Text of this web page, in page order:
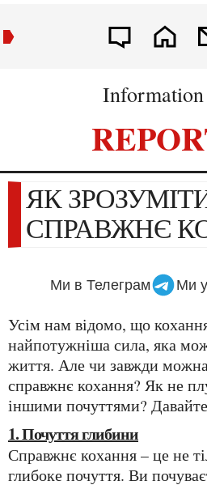
ЯК ЗРОЗУМІТИ ЧИ ЦЕ
СПРАВЖНЄ
Ми в Телеграм Ми
Усім нам відомо, що кохання – це
найпотужніша сила, яка
життя. Але чи завжди
справжнє кохання? Як не
іншими почуттями?
1. Почуття глибини
Справжнє кохання – це не тільки емоції, але й
глибоке почуття. Ви